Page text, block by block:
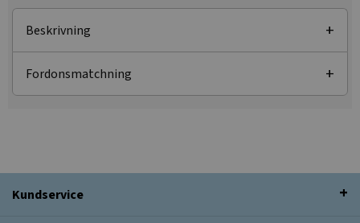
Beskrivning
Fordonsmatchning
Kundservice